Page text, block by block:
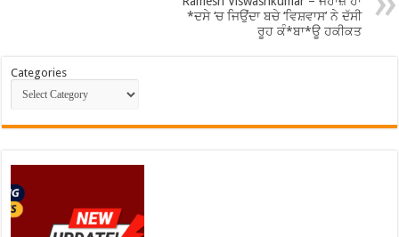
*ਦਸੇ ‘ਚ ਜਿਉਂਦਾ ਬਚੇ ‘ਵਿਸ਼ਵਾਸ’ ਨੇ ਦੱਸੀ
ਰੂਹ ਕੰ*ਬਾ*ਊ ਹਕੀਕਤ
Categories